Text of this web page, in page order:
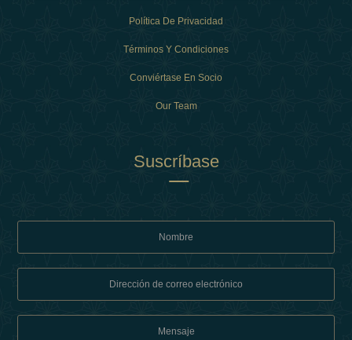
Política De Privacidad
Términos Y Condiciones
Conviértase En Socio
Our Team
Suscríbase